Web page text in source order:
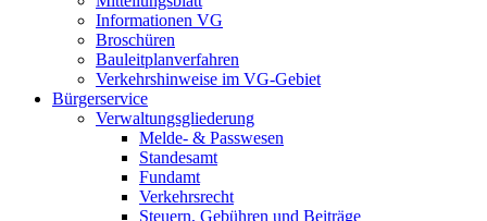
Informationen VG
Broschüren
Bauleitplanverfahren
Verkehrshinweise im VG-Gebiet
Bürgerservice
Verwaltungsgliederung
Melde- & Passwesen
Standesamt
Fundamt
Verkehrsrecht
Steuern, Gebühren und Beiträge